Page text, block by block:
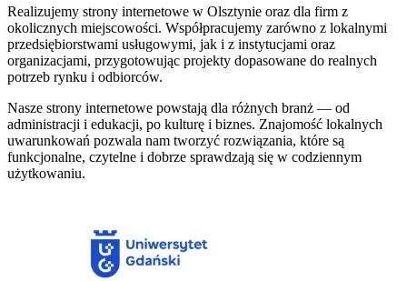
Realizujemy strony internetowe w Olsztynie oraz dla firm z
okolicznych miejscowości. Współpracujemy zarówno z lokalnymi
przedsiębiorstwami usługowymi, jak i z instytucjami oraz
organizacjami, przygotowując projekty dopasowane do realnych
potrzeb rynku i odbiorców.
Nasze strony internetowe powstają dla różnych branż — od
administracji i edukacji, po kulturę i biznes. Znajomość lokalnych
uwarunkowań pozwala nam tworzyć rozwiązania, które są
funkcjonalne, czytelne i dobrze sprawdzają się w codziennym
użytkowaniu.